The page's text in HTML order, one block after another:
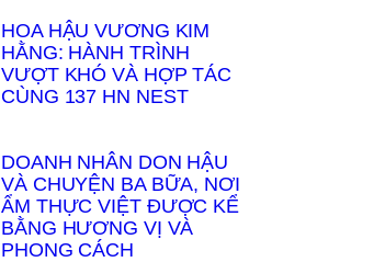
HOA HẬU VƯƠNG KIM
HẰNG: HÀNH TRÌNH
VƯỢT KHÓ VÀ HỢP TÁC
CÙNG 137 HN NEST
DOANH NHÂN DON HẬU
VÀ CHUYỆN BA BỮA, NƠI
ẨM THỰC VIỆT ĐƯỢC KỂ
BẰNG HƯƠNG VỊ VÀ
PHONG CÁCH